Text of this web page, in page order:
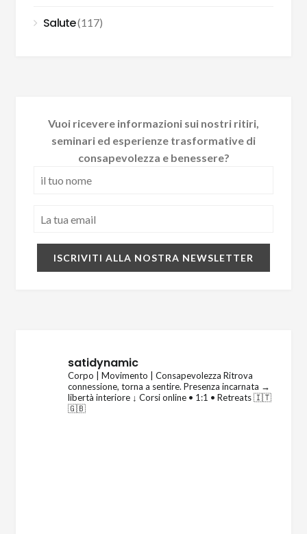
Salute(117)
Vuoi ricevere informazioni sui nostri ritiri,
seminari ed esperienze trasformative di
consapevolezza e benessere?
satidynamic
Corpo | Movimento | Consapevolezza Ritrova
connessione, torna a sentire. Presenza incarnata →
libertà interiore↓ Corsi online • 1:1 • Retreats 🇮🇹
🇬🇧